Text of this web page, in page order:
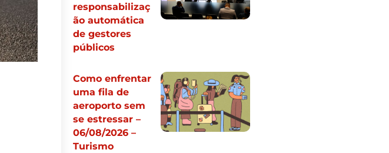
responsabilizaç
ão automática
de gestores
públicos
Como enfrentar
uma fila de
aeroporto sem
se estressar –
06/08/2026 –
Turismo